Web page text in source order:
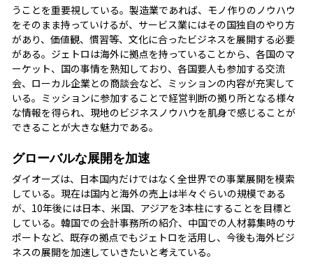
うことを重要視している。製造業であれば、モノ作りのノウハウ
をそのまま持っていけるが、サービス業にはその国独自のやり方
があり、価値観、慣習等、文化に合ったビジネスを展開する必要
がある。ジェトロは海外に拠点を持っていることから、各国のマ
ーケット、国の事情を熟知しており、各国要人も参加する交流
会、ローカル企業との商談会など、ミッションの内容が充実して
いる。ミッションに参加することで経営判断の拠り所となる様々
な情報を得られ、現地のビジネスノウハウを肌身で感じることが
できることが大きな魅力である。
グローバルな展開を加速
ダイオーズは、日本国内だけではなく全世界での事業展開を模索
している。現在は国内と海外の売上は半々ぐらいの規模である
が、10年後には日本、米国、アジアを3本柱にすることを目標と
している。韓国での会計事務所の紹介、中国での人材募集時のサ
ポートなど、既存の拠点でもジェトロを活用し、今後も海外ビジ
ネスの展開を加速していきたいと考えている。